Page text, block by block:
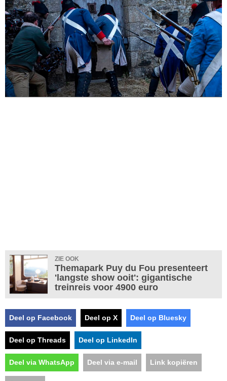
ZIE OOK
Themapark Puy du Fou presenteert
'langste show ooit': gigantische
treinreis voor 4900 euro
Deel op Facebook Deel op X Deel op Bluesky
Deel op Threads Deel op LinkedIn
Deel via WhatsApp Deel via e-mail Link kopiëren